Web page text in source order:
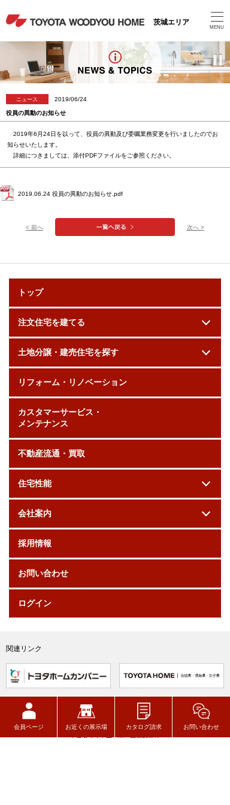
茨城エリア
MENU
ニュース 2019/06/24
役員の異動のお知らせ
2019年6月24日を以って、役員の異動及び委嘱業務変更を行いましたのでお
知らせいたします。
詳細につきましては、添付PDFファイルをご参照ください。
2019.06.24 役員の異動のお知らせ.pdf
< 前へ 次へ >
トップ
注文住宅を建てる
土地分譲・建売住宅を探す
リフォーム・リノベーション
カスタマーサービス・
メンテナンス
不動産流通・買取
住宅性能
会社案内
採用情報
お問い合わせ
ログイン
関連リンク
会員ページ お近くの展示場 カタログ請求 お問い合わせ